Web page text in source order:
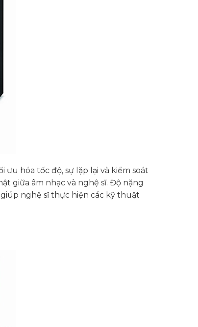
hóa tốc độ, sự lặp lại và kiểm soát
giữa âm nhạc và nghệ sĩ. Độ nặng
nghệ sĩ thực hiện các kỹ thuật